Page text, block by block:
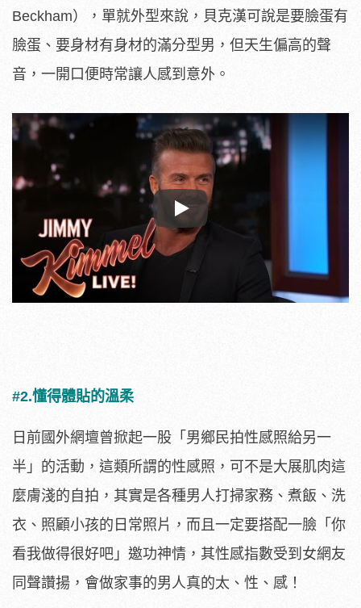
Beckham），單就外型來說，貝克漢可說是要臉蛋有
臉蛋、要身材有身材的滿分型男，但天生偏高的聲
音，一開口便時常讓人感到意外。
Play
#2.懂得體貼的溫柔
日前國外網壇曾掀起一股「男鄉民拍性感照給另一
半」的活動，這類所謂的性感照，可不是大展肌肉這
麼膚淺的自拍，其實是各種男人打掃家務、煮飯、洗
衣、照顧小孩的日常照片，而且一定要搭配一臉「你
看我做得很好吧」邀功神情，其性感指數受到女網友
同聲讚揚，會做家事的男人真的太、性、感！